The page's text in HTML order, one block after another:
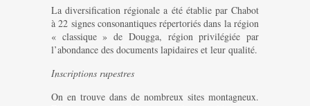
La diversification régionale a été établie par Chabot
à 22 signes consonantiques répertoriés dans la région
« classique » de Dougga, région privilégiée par
l’abondance des documents lapidaires et leur qualité.
Inscriptions rupestres
On en trouve dans de nombreux sites montagneux.